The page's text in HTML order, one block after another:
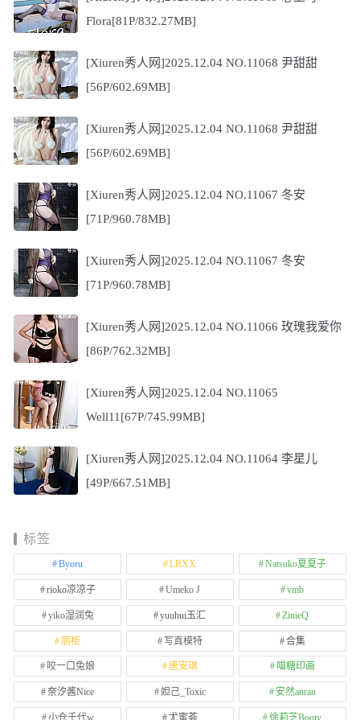
Flora[81P/832.27MB]
[Xiuren秀人网]2025.12.04 NO.11068 尹甜甜
[56P/602.69MB]
[Xiuren秀人网]2025.12.04 NO.11068 尹甜甜
[56P/602.69MB]
[Xiuren秀人网]2025.12.04 NO.11067 冬安
[71P/960.78MB]
[Xiuren秀人网]2025.12.04 NO.11067 冬安
[71P/960.78MB]
[Xiuren秀人网]2025.12.04 NO.11066 玫瑰我爱你
[86P/762.32MB]
[Xiuren秀人网]2025.12.04 NO.11065
Well11[67P/745.99MB]
[Xiuren秀人网]2025.12.04 NO.11064 李星儿
[49P/667.51MB]
标签
Byoru LRXX Natsuko夏夏子
rioko凉凉子 Umeko J vmb
yiko湿润兔 yuuhui玉汇 ZinieQ
丽柜 写真模特 合集
咬一口兔娘 唐安琪 喵糖印画
奈汐酱Nice 妲己_Toxic 安然anran
小仓千代w 尤蜜荟 徐莉芝Booty